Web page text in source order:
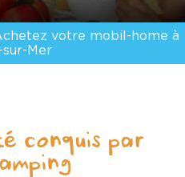
votre mobil-home à
sur-Mer
conquis par
?